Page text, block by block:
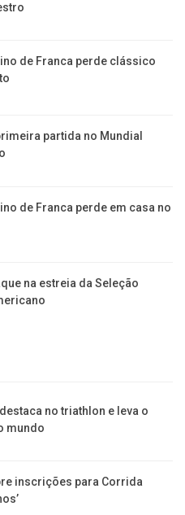
de Franca perde clássico
partida no Mundial
de Franca perde em casa no
na estreia da Seleção
no triathlon e leva o
mundo
inscrições para Corrida